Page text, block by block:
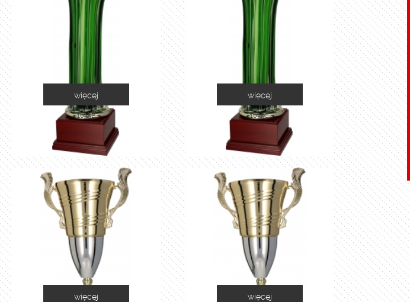
1035B
więcej
1035C
więcej
więcej więcej